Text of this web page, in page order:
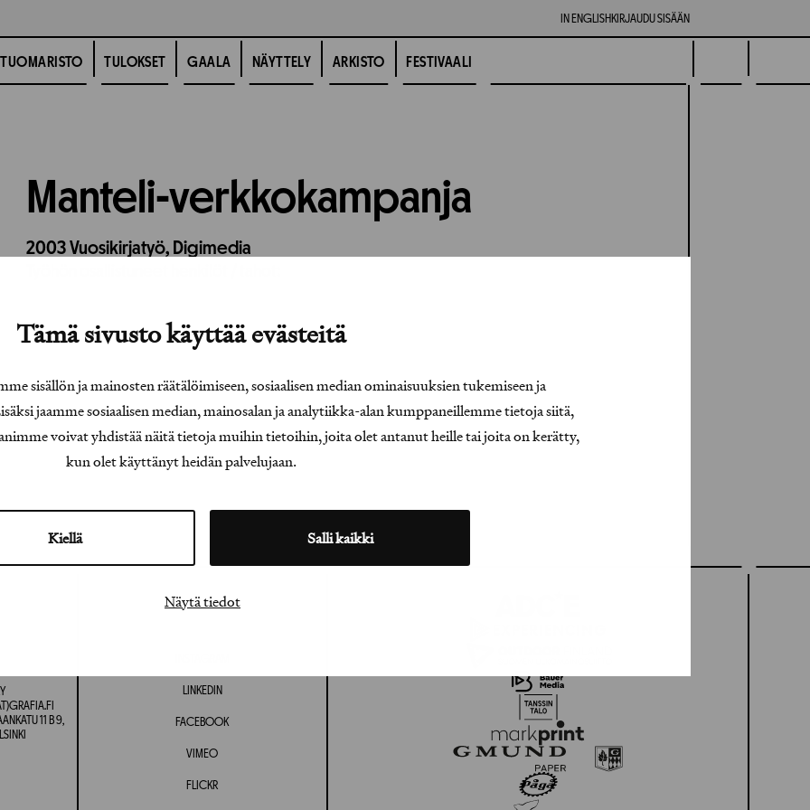
Tämä sivusto käyttää evästeitä
sisällön ja mainosten räätälöimiseen, sosiaalisen median ominaisuuksien tukemiseen ja
jaamme sosiaalisen median, mainosalan ja analytiikka-alan kumppaneillemme tietoja siitä,
voivat yhdistää näitä tietoja muihin tietoihin, joita olet antanut heille tai joita on kerätty,
kun olet käyttänyt heidän palvelujaan.
Kiellä Salli kaikki
Näytä tiedot
IN ENGLISH KIRJAUDU SISÄÄN
TUOMARISTO TULOKSET GAALA NÄYTTELY ARKISTO FESTIVAALI
Manteli-verkkokampanja
2003 Vuosikirjatyö, Digimedia
11 B 9,
LINKEDIN
FACEBOOK
VIMEO
FLICKR